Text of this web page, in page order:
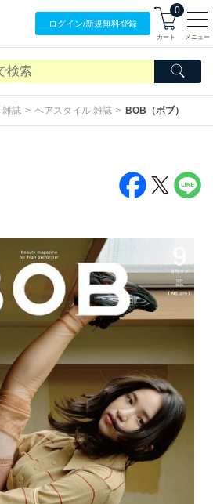
ログイン/新規無料登録
0
カート メニュー
雑誌 ヘアスタイル 雑誌 BOB（ボブ）